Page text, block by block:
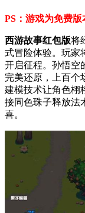
PS：游戏为免费版
西游故事红包版将
式冒险体验。玩家
开启征程。孙悟空
完美还原，上百个
建模技术让角色栩
接同色珠子释放法
喜。